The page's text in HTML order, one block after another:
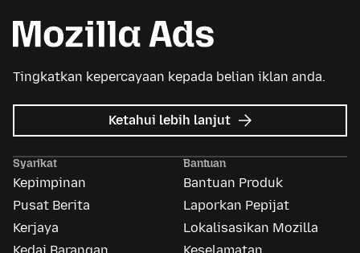
Tingkatkan kepercayaan kepada belian iklan anda.
Ketahui lebih lanjut tentang
Iklan
Syarikat
Kepimpinan
Pusat Berita
Kerjaya
Bantuan
Bantuan Produk
Laporkan Pepijat
Lokalisasikan Mozilla